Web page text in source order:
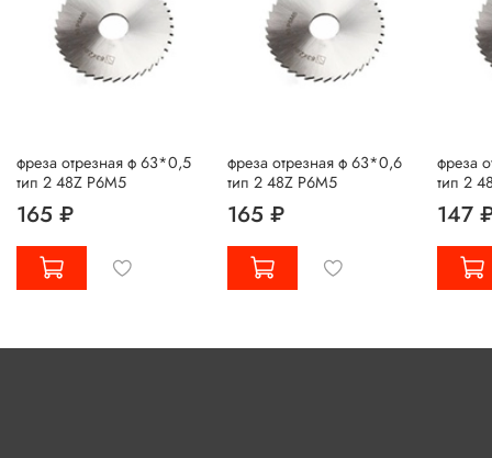
фреза отрезная ф 63*0,5
тип 2 48Z Р6М5
165 ₽
фреза отрезная ф 63*0,6
тип 2 48Z Р6М5
165 ₽
фреза
тип 2
147